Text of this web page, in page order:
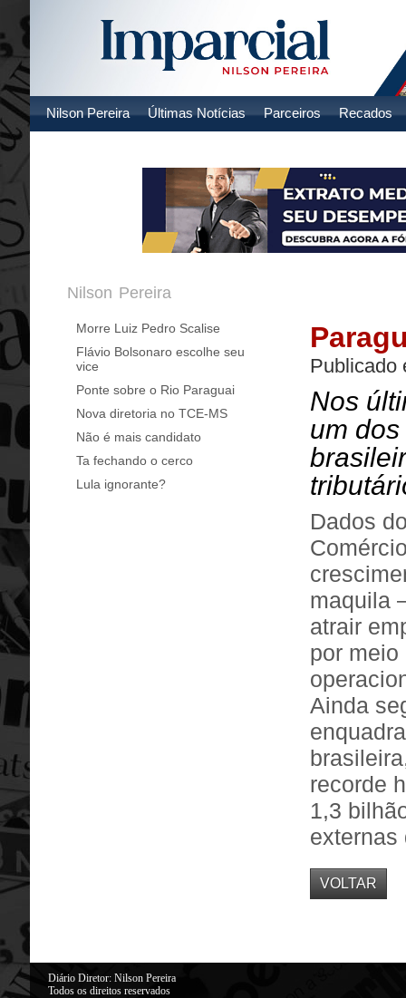
Nilson Pereira Últimas Notícias Parceiros Recados
Nilson Pereira
Morre Luiz Pedro Scalise
Flávio Bolsonaro escolhe seu
vice
Ponte sobre o Rio Paraguai
Nova diretoria no TCE-MS
Não é mais candidato
Ta fechando o cerco
Lula ignorante?
Publicado
Nos
um
Dados
maquila
atrair
por
Ainda
recorde
1,3
externas
VOLTAR
Diário Diretor: Nilson Pereira
Todos os direitos reservados